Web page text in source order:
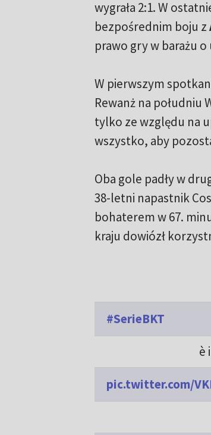
wygrała 2:1. W
bezpośrednim boju z
prawo gry w barażu
W pierwszym
Rewanż na południu
tylko ze względu na
wszystko, aby
Oba gole padły w
38-letni napastnik
bohaterem w 67.
kraju dowiózł
#SerieBKT
è
pic.twitter.com/